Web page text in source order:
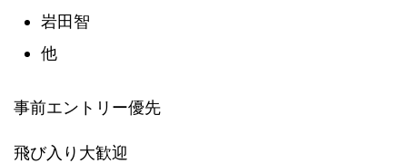
岩田智
他
事前エントリー優先
飛び入り大歓迎